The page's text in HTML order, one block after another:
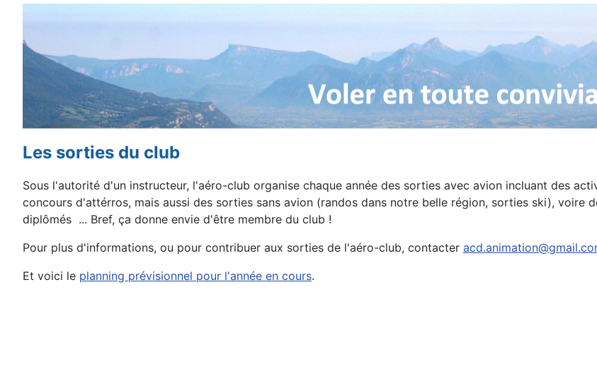
Les sorties du club
Sous l'autorité d'un instructeur, l'aéro-club organise chaque année des sorties avec avion incluant des
concours d'attérros, mais aussi des sorties sans avion (randos dans notre belle région, sorties ski), voire
diplômés ... Bref, ça donne envie d'être membre du club !
Pour plus d'informations, ou pour contribuer aux sorties de l'aéro-club, contacter
Et voici le planning prévisionnel pour l'année en cours.